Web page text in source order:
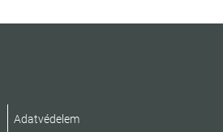
Adatvédelem